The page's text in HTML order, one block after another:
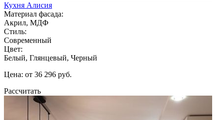
Кухня Алисия
Материал фасада:
Акрил, МДФ
Стиль:
Современный
Цвет:
Белый, Глянцевый, Черный
Цена: от 36 296 руб.
Рассчитать